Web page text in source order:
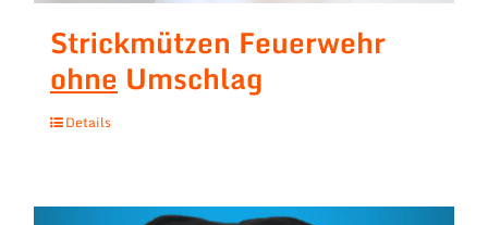
Strickmützen Feuerwehr
ohne Umschlag
Details